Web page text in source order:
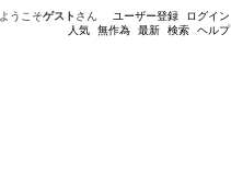
人気 無作為 最新 検索 ヘルプ
ようこそゲスト さん ユーザー登録 ログイン